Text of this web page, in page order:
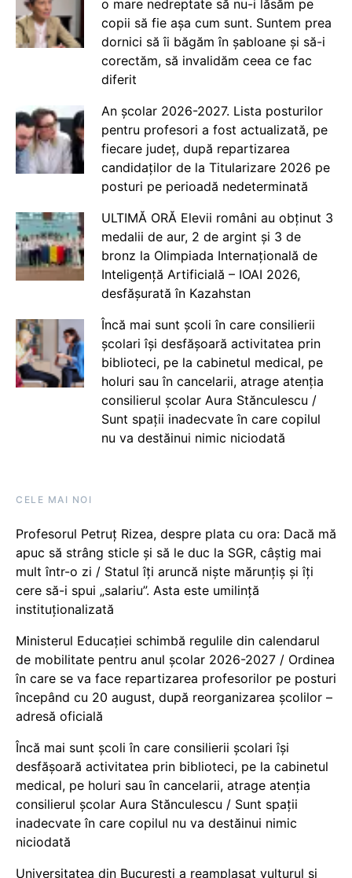
o mare nedreptate să nu-i lăsăm pe
copii să fie așa cum sunt. Suntem prea
dornici să îi băgăm în șabloane și să-i
corectăm, să invalidăm ceea ce fac
diferit
An școlar 2026-2027. Lista posturilor
pentru profesori a fost actualizată, pe
fiecare județ, după repartizarea
candidaților de la Titularizare 2026 pe
posturi pe perioadă nedeterminată
ULTIMĂ ORĂ Elevii români au obținut 3
medalii de aur, 2 de argint și 3 de
bronz la Olimpiada Internațională de
Inteligență Artificială – IOAI 2026,
desfășurată în Kazahstan
Încă mai sunt școli în care consilierii
școlari își desfășoară activitatea prin
biblioteci, pe la cabinetul medical, pe
holuri sau în cancelarii, atrage atenția
consilierul școlar Aura Stănculescu /
Sunt spații inadecvate în care copilul
nu va destăinui nimic niciodată
CELE MAI NOI
Profesorul Petruț Rizea, despre plata cu ora: Dacă mă
apuc să strâng sticle și să le duc la SGR, câștig mai
mult într-o zi / Statul îți aruncă niște mărunțiș și îți
cere să-i spui „salariu”. Asta este umilință
instituționalizată
Ministerul Educației schimbă regulile din calendarul
de mobilitate pentru anul școlar 2026-2027 / Ordinea
în care se va face repartizarea profesorilor pe posturi
începând cu 20 august, după reorganizarea școlilor –
adresă oficială
Încă mai sunt școli în care consilierii școlari își
desfășoară activitatea prin biblioteci, pe la cabinetul
medical, pe holuri sau în cancelarii, atrage atenția
consilierul școlar Aura Stănculescu / Sunt spații
inadecvate în care copilul nu va destăinui nimic
niciodată
Universitatea din București a reamplasat vulturul și